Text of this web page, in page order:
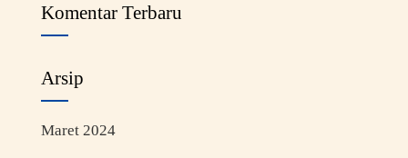
Komentar Terbaru
Arsip
Maret 2024